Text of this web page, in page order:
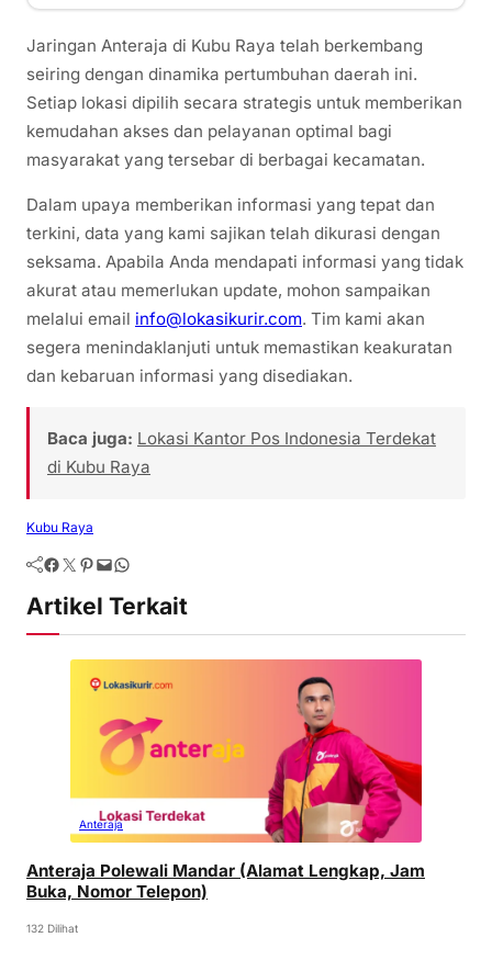
Jaringan Anteraja di Kubu Raya telah berkembang
seiring dengan dinamika pertumbuhan daerah ini.
Setiap lokasi dipilih secara strategis untuk memberikan
kemudahan akses dan pelayanan optimal bagi
masyarakat yang tersebar di berbagai kecamatan.
Dalam upaya memberikan informasi yang tepat dan
terkini, data yang kami sajikan telah dikurasi dengan
seksama. Apabila Anda mendapati informasi yang tidak
akurat atau memerlukan update, mohon sampaikan
melalui email info@lokasikurir.com. Tim kami akan
segera menindaklanjuti untuk memastikan keakuratan
dan kebaruan informasi yang disediakan.
Baca juga: Lokasi Kantor Pos Indonesia Terdekat
di Kubu Raya
Kubu Raya
Artikel Terkait
Anteraja
Anteraja Polewali Mandar (Alamat Lengkap, Jam
Buka, Nomor Telepon)
132 Dilihat